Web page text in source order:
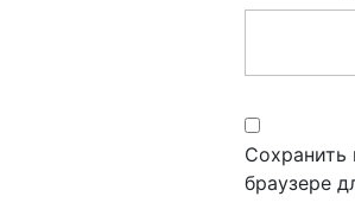
Сохранить
браузере